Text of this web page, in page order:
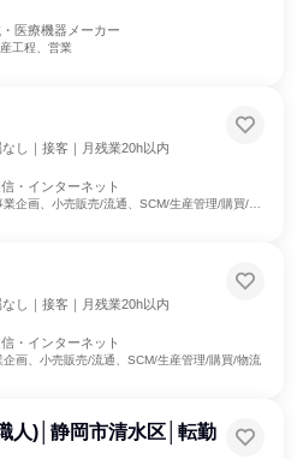
医療機器メーカー
工程、営業
し｜接客｜月残業20h以内
・インターネット
企画、小売販売/流通、SCM/生産管理/購買/物流
し｜接客｜月残業20h以内
・インターネット
企画、小売販売/流通、SCM/生産管理/購買/物流
人)│静岡市清水区│転勤